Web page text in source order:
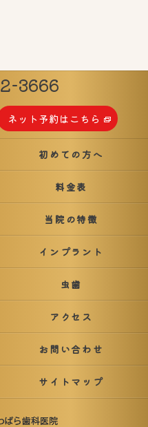
3666
ネット予約はこちら
初めての方へ
料金表
当院の特徴
インプラント
虫歯
アクセス
お問い合わせ
サイトマップ